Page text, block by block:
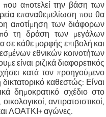
που αποτελεί την βάση των
επαναθεμελίωση που θα
αποτίμηση των διάφορων
τη δράση των μεγάλων
σε κάθε μορφής επιβολή και
εθνικών κοινοτήτων
είναι ριζικά διαφορετικός
κατά τον προηγούμενο
καθεστώς: Είναι
δημοκρατικό σχέδιο στο
αντιρατσιστικοί,
και ΛΟΑΤΚΙ+ αγώνες.